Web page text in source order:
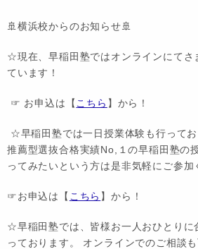
🚢横浜校からのお知らせ🚢
☆現在、早稲田塾ではオンラインにてさ
ています！
☞ お申込は【 こちら 】から！
☆早稲田塾では一日授業体験も行って
推薦型選抜合格実績No,１の早稲田塾の
ってみたいという方は是非気軽にご参加
☞お申込は【 こちら 】から！
☆早稲田塾では、皆様お一人おひとりに
っております。 オンラインでのご相談も